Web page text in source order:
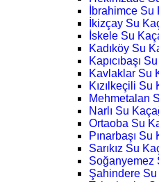
İbrahimce Su
İkizçay Su
İskele Su
Kadıköy Su
Kapıcıbaşı
Kavlaklar Su
Kızılkeçili Su
Mehmetalan
Narlı Su
Ortaoba Su
Pınarbaşı Su
Sarıkız Su
Soğanyemez
Şahindere Su